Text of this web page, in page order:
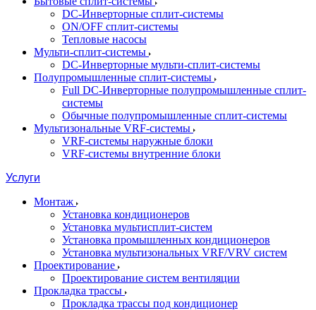
DC-Инверторные сплит-системы
ON/OFF сплит-системы
Тепловые насосы
Мульти-сплит-системы
DC-Инверторные мульти-сплит-системы
Полупромышленные сплит-системы
Full DC-Инверторные полупромышленные сплит-
системы
Обычные полупромышленные сплит-системы
Мультизональные VRF-системы
VRF-системы наружные блоки
VRF-системы внутренние блоки
Услуги
Монтаж
Установка кондиционеров
Установка мультисплит-систем
Установка промышленных кондиционеров
Установка мультизональных VRF/VRV систем
Проектирование
Проектирование систем вентиляции
Прокладка трассы
Прокладка трассы под кондиционер